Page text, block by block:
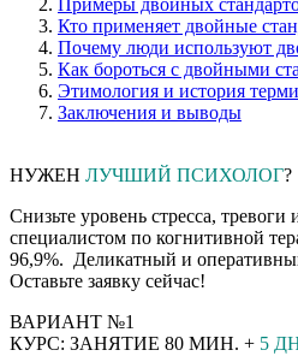
Примеры двойных
Кто применяет двойные
Почему люди используют
Как бороться с двойными
Этимология и история
Заключения и выводы
НУЖЕН ЛУЧШИЙ ПСИХОЛОГ?
Снизьте уровень стресса, тревоги
специалистом по когнитивной
96,9%. Деликатный и
Оставьте заявку сейчас!
ВАРИАНТ №1
КУРС: ЗАНЯТИЕ 80 МИН. + 5